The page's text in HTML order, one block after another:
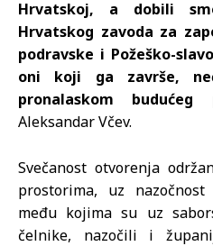
Hrvatskoj, a dobili
Hrvatskog zavoda za
podravske i Požeško-
oni koji ga završe,
pronalaskom budućeg
Aleksandar Včev.
Svečanost otvorenja
prostorima, uz
među kojima su uz
čelnike, nazočili i